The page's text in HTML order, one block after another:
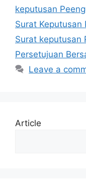
keputusan
Surat Keputusan
Surat keputusan
Persetujuan
Leave a
Article